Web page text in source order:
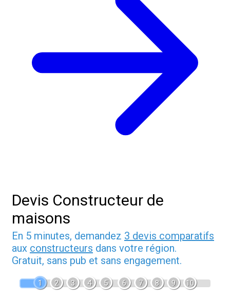
Devis Constructeur de
maisons
En 5 minutes, demandez 3 devis comparatifs
aux constructeurs dans votre région.
Gratuit, sans pub et sans engagement.
1 2 3 4 5 6 7 8 9 10